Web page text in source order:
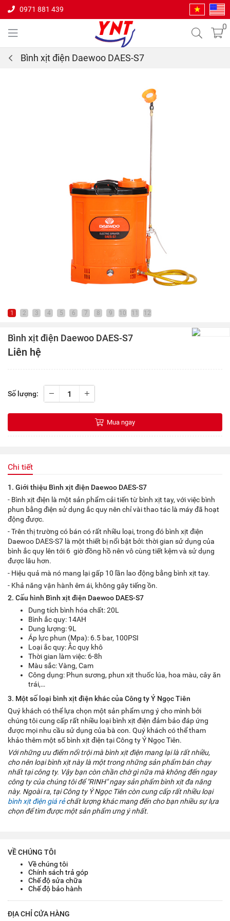
0971 881 439
0
Bình xịt điện Daewoo DAES-S7
1 2 3 4 5 6 7 8 9 10 11 12
Bình xịt điện Daewoo DAES-S7
Liên hệ
Số lượng:
Mua ngay
Chi tiết
1. Giới thiệu Bình xịt điện Daewoo DAES-S7
- Bình xịt điện là một sản phẩm cải tiến từ bình xịt tay, với việc bình
phun bằng điện sử dụng ắc quy nên chỉ vài thao tác là máy đã hoạt
động được.
- Trên thị trường có bán có rất nhiều loại, trong đó bình xịt điện
Daewoo DAES-S7 là một thiết bị nổi bật bởi: thời gian sử dụng của
bình ắc quy lên tới 6 giờ đồng hồ nên vô cùng tiết kệm và sử dụng
được lâu hơn.
- Hiệu quả mà nó mang lại gấp 10 lần lao động bằng bình xịt tay.
- Khả năng vận hành êm ái, không gây tiếng ồn.
2. Cấu hình Bình xịt điện Daewoo DAES-S7
Dung tích bình hóa chất: 20L
Bình ắc quy: 14AH
Dung lượng: 9L
Áp lực phun (Mpa): 6.5 bar, 100PSI
Loại ắc quy: Ắc quy khô
Thời gian làm việc: 6-8h
Màu sắc: Vàng, Cam
Công dụng: Phun sương, phun xịt thuốc lúa, hoa màu, cây ăn
trái,…
3. Một số loại bình xịt điện khác của Công ty Ý Ngọc Tiên
Quý khách có thể lựa chọn một sản phẩm ưng ý cho mình bởi
chúng tôi cung cấp rất nhiều loại bình xịt điện đảm bảo đáp ứng
được mọi nhu cầu sử dụng của bà con. Quý khách có thể tham
khảo thêm một số bình xịt điện tại Công ty Ý Ngọc Tiên.
Với những ưu điểm nổi trội mà bình xịt điện mang lại là rất nhiều,
cho nên loại bình xịt này là một trong những sản phẩm bán chạy
nhất tại công ty. Vậy bạn còn chần chờ gì nữa mà không đến ngay
công ty của chúng tôi để "RINH" ngay sản phẩm bình xịt đa năng
này. Ngoài ra, tại Công ty Ý Ngọc Tiên còn cung cấp rất nhiều loại
bình xịt điện giá rẻchất lượng khác mang đến cho bạn nhiều sự lựa
chọn để tìm được một sản phẩm ưng ý nhất.
VỀ CHÚNG TÔI
Về chúng tôi
Chính sách trả góp
Chế độ sửa chữa
Chế độ bảo hành
ĐỊA CHỈ CỬA HÀNG